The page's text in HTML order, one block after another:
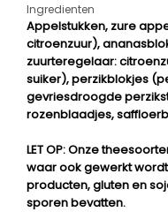
Ingredienten
Appelstukken, zure
citroenzuur),
zuurteregelaar:
suiker), perzikblokjes
gevriesdroogde
rozenblaadjes,
LET OP: Onze
waar ook gewerkt
producten, gluten en
sporen bevatten.